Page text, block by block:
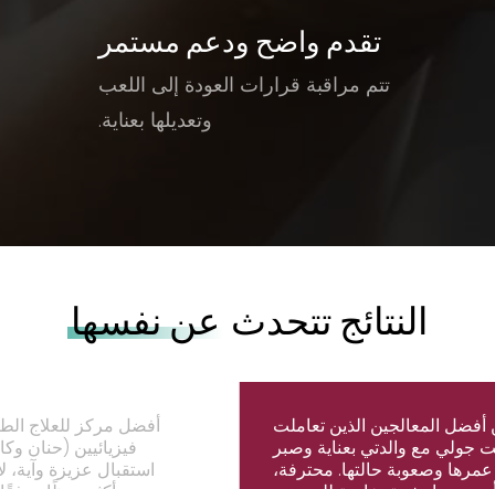
تقدم واضح ودعم مستمر
تتم مراقبة قرارات العودة إلى اللعب
وتعديلها بعناية.
النتائج تتحدث عن نفسها
المعالجين الذين تعاملت
جولي مع والدتي بعناية وصبر
وصعوبة حالتها. محترفة،
أفضل مركز للعلاج
فيزيائيين (حنان
استقبال عزيزة